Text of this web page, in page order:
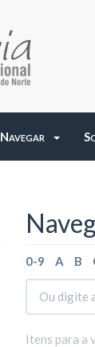
Navegar
0-9 A B
Itens para a